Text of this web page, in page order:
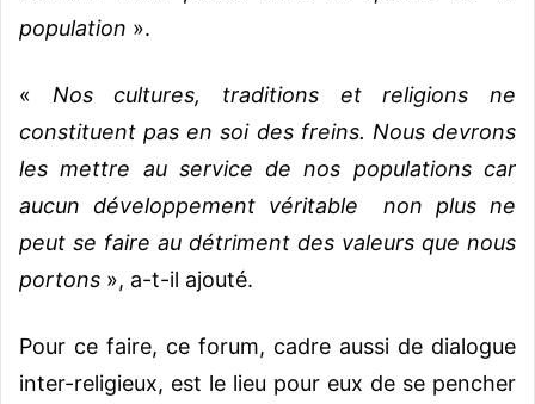
population ».
« Nos cultures, traditions et religions ne
constituent pas en soi des freins. Nous devrons
les mettre au service de nos populations car
aucun développement véritable non plus ne
peut se faire au détriment des valeurs que nous
portons », a-t-il ajouté.
Pour ce faire, ce forum, cadre aussi de dialogue
inter-religieux, est le lieu pour eux de se pencher